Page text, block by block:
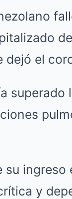
dejó el
su ingreso
y